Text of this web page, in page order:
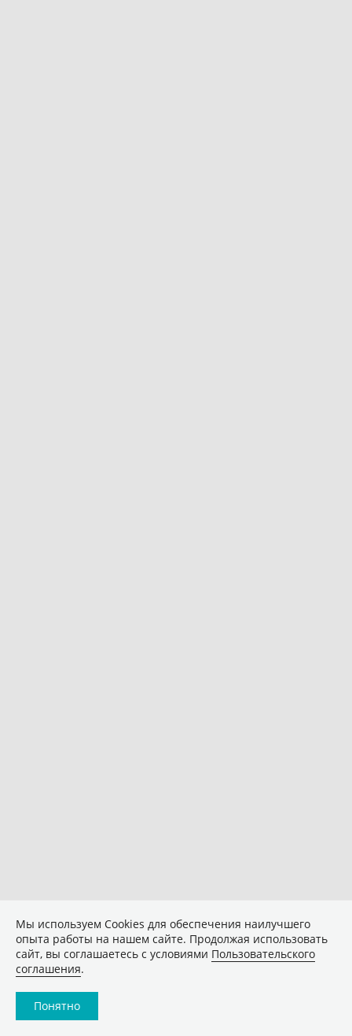
Мы используем Сookies для обеспечения наилучшего
опыта работы на нашем сайте. Продолжая использовать
сайт, вы соглашаетесь с условиями Пользовательского
соглашения.
Понятно